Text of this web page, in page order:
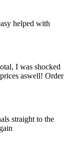
helped with
I was shocked
aswell! Order
straight to the